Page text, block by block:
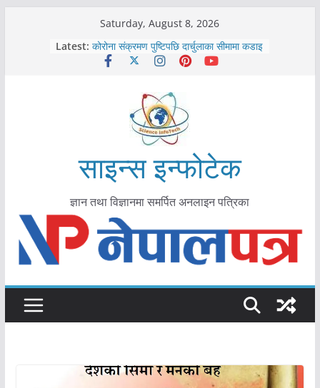
Saturday, August 8, 2026
Latest: कोरोना संक्रमण पुष्टिपछि दार्चुलाका सीमामा कडाइ
विराटनगर महानगरद्वारा पूर्ण खोप सुनिश्चित घोषणा
मकवानपुरमा खोरेत रोग विरुद्धको खोप लगाउन
आयुर्वेद चिकित्सा प्रणालीको भूमिका महत्वपूर्ण छ :
मुख्यमन्त्री शाह
काभ्रेपलाञ्चोकमा आयुर्वेद स्वास्थ्योपचारतर्फ
आकर्षण बढ्दै
साइन्स इन्फोटेक
ज्ञान तथा विज्ञानमा समर्पित अनलाइन पत्रिका